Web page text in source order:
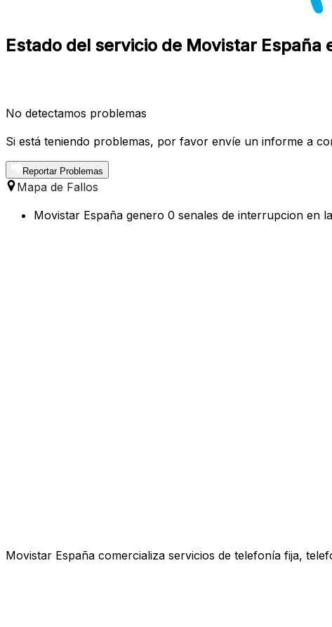
Estado del servicio de Movistar España
No detectamos problemas
Si está teniendo problemas, por favor envíe un informe a
Reportar Problemas
Mapa de Fallos
Movistar España genero 0 senales de interrupcion en
Movistar España comercializa servicios de telefonía fija,